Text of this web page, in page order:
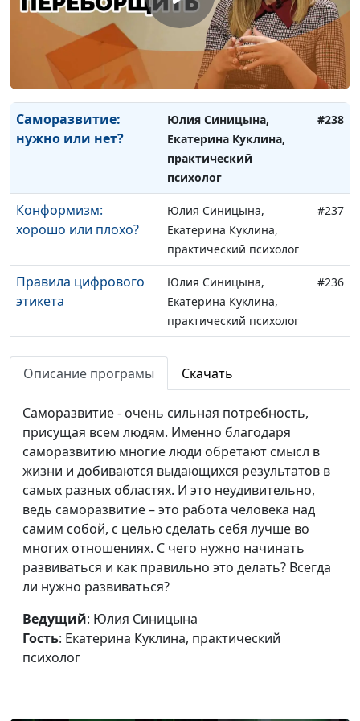
практический психолог
Сепарация от
родителей: зачем,
когда и как?
Юлия Синицына,
Екатерина Куклина,
практический психолог
#239
Саморазвитие:
нужно или нет?
Юлия Синицына,
Екатерина Куклина,
практический
психолог
#238
Конформизм:
хорошо или плохо?
Юлия Синицына,
Екатерина Куклина,
практический психолог
#237
Правила цифрового
этикета
Юлия Синицына,
Екатерина Куклина,
практический психолог
#236
Эмоциональное
насилие (вторая
Екатерина Куклина,
практический психолог
Эмоциональное
насилие (первая
часть)
Юлия Синицына,
Екатерина Куклина,
практический психолог
Психосоматические
заболевания
Юлия Синицына,
Екатерина Куклина,
практический психолог
Жизненный
сценарий - кто автор
Юлия Синицына,
Екатерина Куклина,
#232
Мой внутренний
ребенок
Юлия Синицына,
Описание програмы Скачать
Саморазвитие - очень сильная потребность,
присущая всем людям. Именно благодаря
саморазвитию многие люди обретают смысл в
жизни и добиваются выдающихся результатов в
самых разных областях. И это неудивительно,
ведь саморазвитие – это работа человека над
самим собой, с целью сделать себя лучше во
многих отношениях. С чего нужно начинать
развиваться и как правильно это делать? Всегда
ли нужно развиваться?
Ведущий: Юлия Синицына
Гость: Екатерина Куклина, практический
психолог